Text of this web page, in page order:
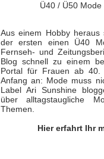
Ü40 / Ü50
Aus einem Hobby
der ersten einen Ü40
Fernseh- und
Blog schnell zu einem
Portal für Frauen ab 40.
Anfang an: Mode muss
Label Ari Sunshine
über alltagstaugliche
Themen.
Hier erfahrt Ihr